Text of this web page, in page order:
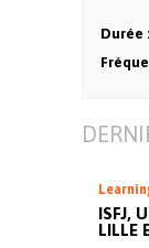
Durée :
ISFJ,
LILLE